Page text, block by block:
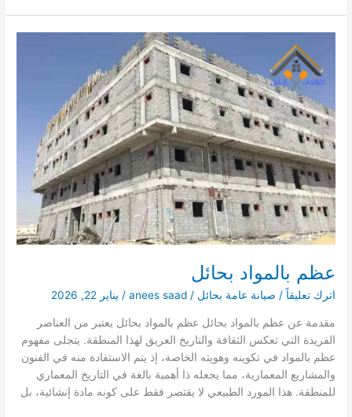
عامة
بحائل
عظم بالمواد بحائل
اترك تعليقاً / صيانة عامة بحائل /
anees saad
/ يناير 22, 2026
مقدمة عن عظم بالمواد بحائل عظم بالمواد بحائل يعتبر من العناصر
الفريدة التي تعكس الثقافة والتاريخ العريق لهذا المنطقة. يتجلى مفهوم
عظم بالمواد في تكوينه وهويته الخاصة، إذ يتم الاستفادة منه في الفنون
والمشاريع المعمارية، مما يجعله ذا أهمية بالغة في التاريخ المعماري
للمنطقة. هذا المورد الطبيعي لا يقتصر فقط على كونه مادة إنشائية، بل